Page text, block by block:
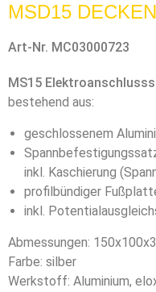
MSD15
Art-Nr. MC03000723
MS15
bestehend aus:
geschlossenem
inkl. Kaschierung
profilbündiger
inkl.
Abmessungen:
Farbe: silber
Werkstoff: Aluminium,